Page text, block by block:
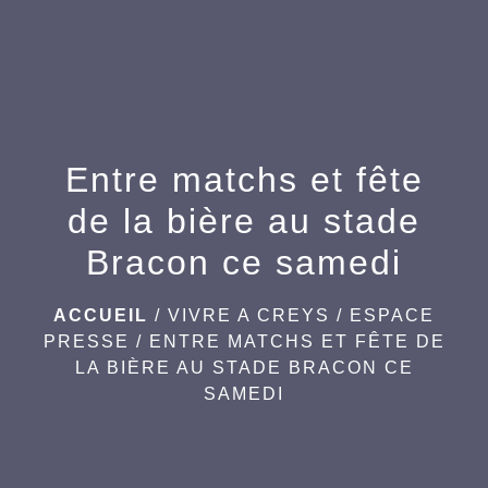
Entre matchs et fête
de la bière au stade
Bracon ce samedi
ACCUEIL / VIVRE A CREYS / ESPACE
PRESSE / ENTRE MATCHS ET FÊTE DE
LA BIÈRE AU STADE BRACON CE
SAMEDI